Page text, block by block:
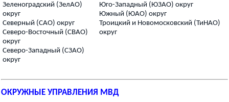
Зеленоградский (ЗелАО)
округ
Северный (САО) округ
Северо-Восточный (СВАО)
округ
Северо-Западный (СЗАО)
округ
Юго-Западный (ЮЗАО) округ
Южный (ЮАО) округ
Троицкий и Новомосковский (ТиНАО)
округ
ОКРУЖНЫЕ УПРАВЛЕНИЯ МВД